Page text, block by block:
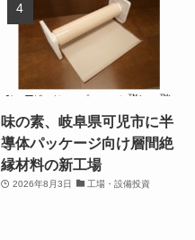
味の素、岐阜県可児市に半
導体パッケージ向け層間絶
縁材料の新工場
2026年8月3日 工場・設備投資